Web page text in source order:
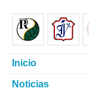
Inicio
Noticias